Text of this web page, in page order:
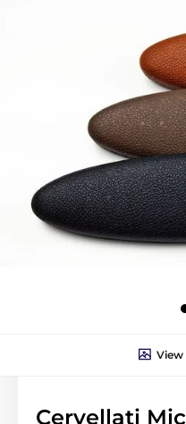
View
Cervellati